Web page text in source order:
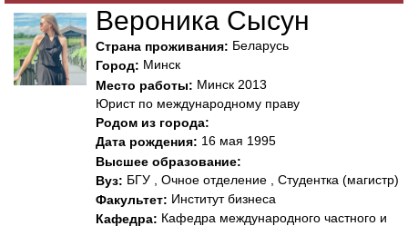
Вероника Сысун
Страна проживания: Беларусь
Город: Минск
Место работы: Минск 2013
Юрист по международному праву
Родом из города:
Дата рождения: 16 мая 1995
Высшее образование:
Вуз: БГУ , Очное отделение , Студентка (магистр)
Факультет: Институт бизнеса
Кафедра: Кафедра международного частного и